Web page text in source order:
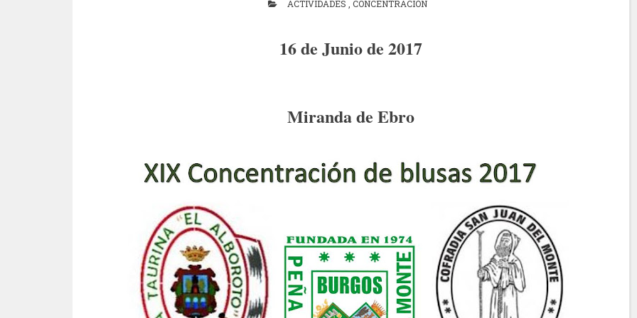
ACTIVIDADES CONCENTRACIÓN
16 de Junio de 2017
Miranda de Ebro